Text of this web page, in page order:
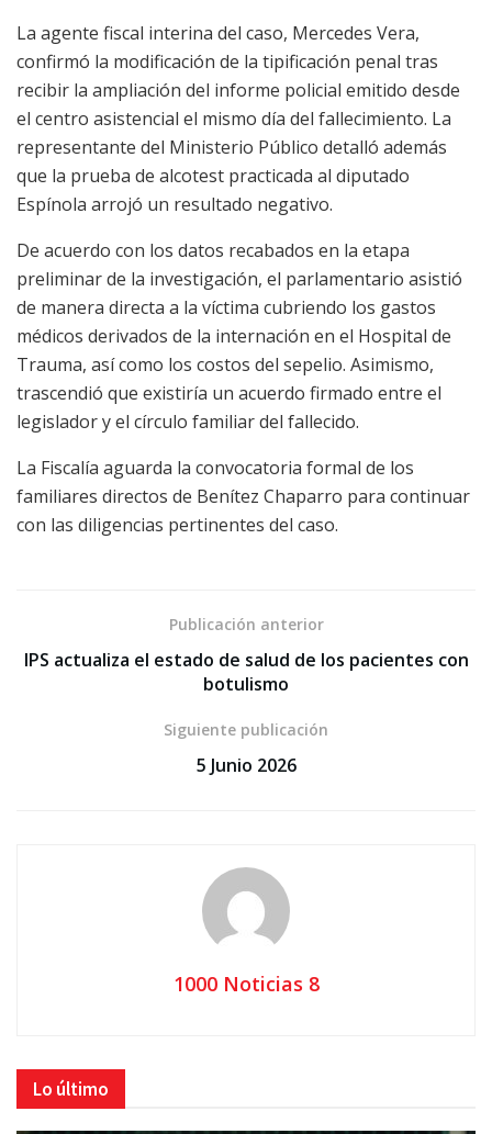
La agente fiscal interina del caso, Mercedes Vera,
confirmó la modificación de la tipificación penal tras
recibir la ampliación del informe policial emitido desde
el centro asistencial el mismo día del fallecimiento. La
representante del Ministerio Público detalló además
que la prueba de alcotest practicada al diputado
Espínola arrojó un resultado negativo.
De acuerdo con los datos recabados en la etapa
preliminar de la investigación, el parlamentario asistió
de manera directa a la víctima cubriendo los gastos
médicos derivados de la internación en el Hospital de
Trauma, así como los costos del sepelio. Asimismo,
trascendió que existiría un acuerdo firmado entre el
legislador y el círculo familiar del fallecido.
La Fiscalía aguarda la convocatoria formal de los
familiares directos de Benítez Chaparro para continuar
con las diligencias pertinentes del caso.
Publicación anterior
IPS actualiza el estado de salud de los pacientes con
botulismo
Siguiente publicación
5 Junio 2026
1000 Noticias 8
Lo último